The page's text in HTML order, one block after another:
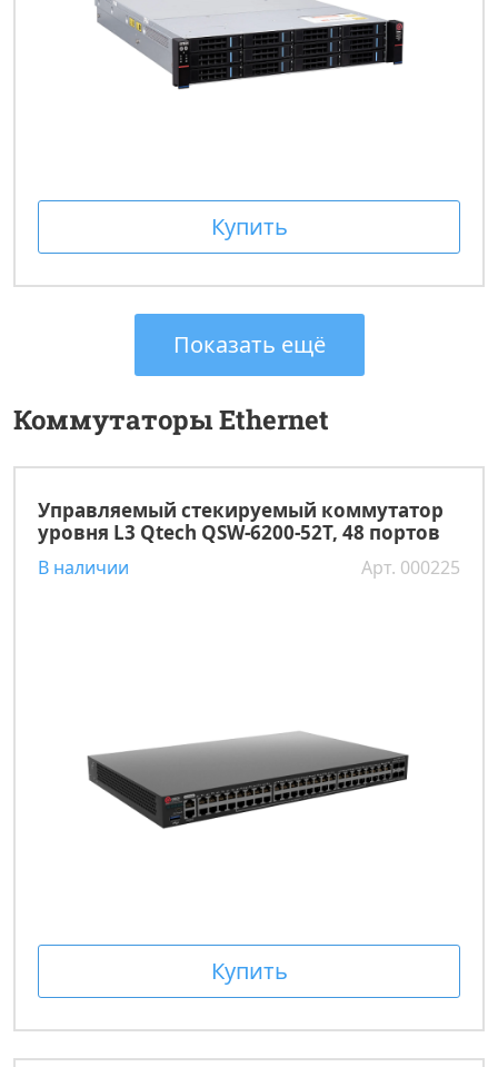
Купить
Показать ещё
Коммутаторы Ethernet
Управляемый стекируемый коммутатор
уровня L3 Qtech QSW-6200-52T, 48 портов
В наличии Арт. 000225
Купить